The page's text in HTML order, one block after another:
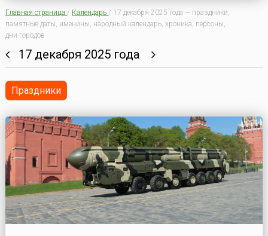
Главная страница / Календарь / 17 декабря 2025 года — праздники,
памятные даты, именины, народный календарь, хроника, персоны,
дни городов
17 декабря 2025 года
Праздники